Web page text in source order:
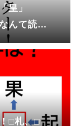
皇」
んて読
□札、□